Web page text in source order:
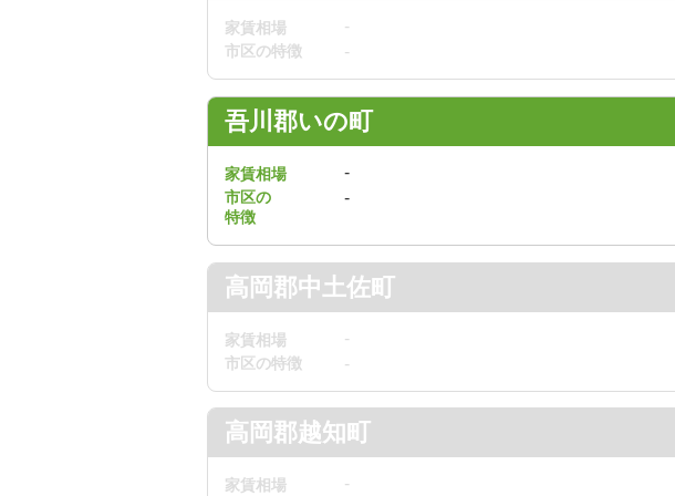
家賃相場 -
市区の特徴 -
吾川郡いの町
家賃相場 -
市区の
特徴
-
高岡郡中土佐町
家賃相場 -
市区の特徴 -
高岡郡越知町
家賃相場 -